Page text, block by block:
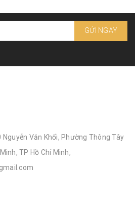
GỬI NGAY
Văn Khối, Phường Thông Tây
TP Hồ Chí Minh,